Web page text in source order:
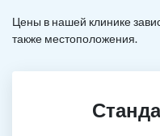
Цены в нашей клинике
также местоположения.